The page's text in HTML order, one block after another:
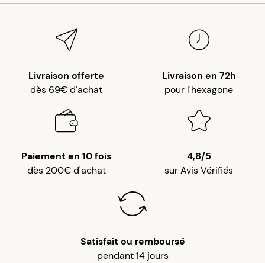
Livraison offerte
dès 69€ d'achat
Livraison en 72h
pour l'hexagone
Paiement en 10 fois
dès 200€ d'achat
4,8/5
sur Avis Vérifiés
Satisfait ou remboursé
pendant 14 jours